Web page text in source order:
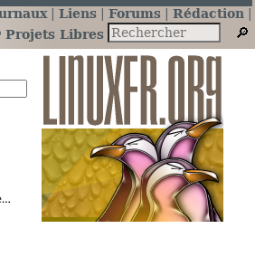
Liens Forums
Rédaction
Projets Libres